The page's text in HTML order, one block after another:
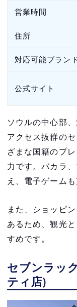
営業時間
住所
対応可能ブラン
公式サイト
ソウルの中心部
アクセス抜群の
ざまな国籍のプ
力です。バカラ
え、電子ゲームも
また、ショッピ
あるため、観光
すめです。
セブンラッ
ティ店)